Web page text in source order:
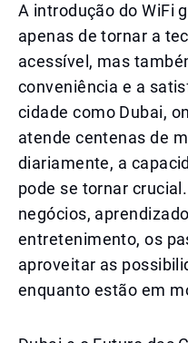
A introdução do WiFi
apenas de tornar a
acessível, mas
conveniência e a
cidade como Dubai,
atende centenas de
diariamente, a
pode se tornar
negócios,
entretenimento, os
aproveitar as
enquanto estão em